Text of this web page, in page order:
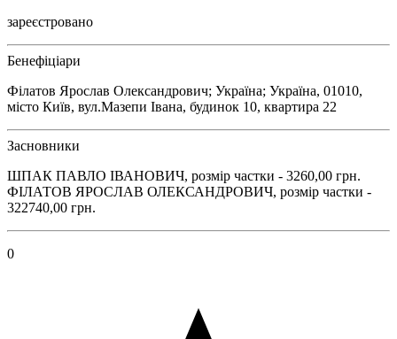
зареєстровано
Бенефіціари
Філатов Ярослав Олександрович; Україна; Україна, 01010,
місто Київ, вул.Мазепи Івана, будинок 10, квартира 22
Засновники
ШПАК ПАВЛО ІВАНОВИЧ, розмір частки - 3260,00 грн.
ФІЛАТОВ ЯРОСЛАВ ОЛЕКСАНДРОВИЧ, розмір частки -
322740,00 грн.
0